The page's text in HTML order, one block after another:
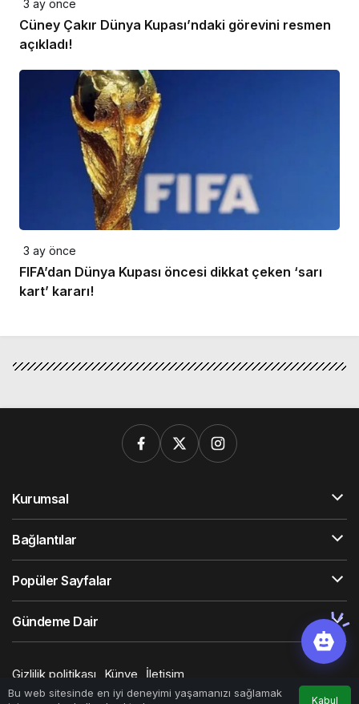
3 ay önce
Cüney Çakır Dünya Kupası’ndaki görevini resmen
açıkladı!
3 ay önce
FIFA’dan Dünya Kupası öncesi dikkat çeken ‘sarı
kart’ kararı!
Bu web sitesinde en iyi deneyimi yaşamanızı sağlamak
Kabul
Kurumsal
Bağlantılar
Popüler Sayfalar
Gündeme Dair
Gizlilik politikası Künye
İletişim
© Telif Hakkı 2026, Tüm Hakları Saklıdır